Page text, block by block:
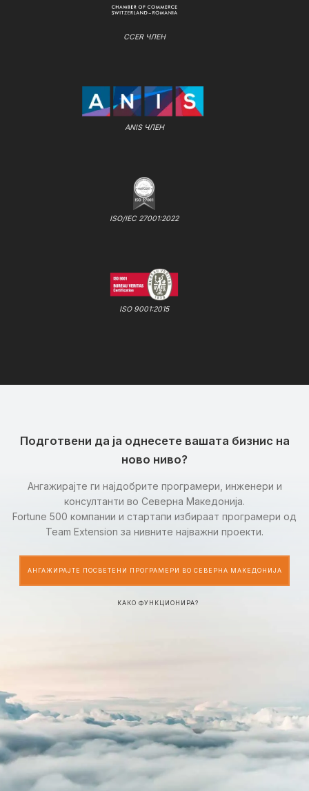
CCER ЧЛЕН
ANIS ЧЛЕН
ISO/IEC 27001:2022
ISO 9001:2015
Подготвени да ја однесете вашата бизнис на
ново ниво?
Ангажирајте ги најдобрите програмери, инженери и
консултанти во Северна Македонија.
Fortune 500 компании и стартапи избираат програмери од
Team Extension за нивните најважни проекти.
АНГАЖИРАЈТЕ ПОСВЕТЕНИ ПРОГРАМЕРИ ВО СЕВЕРНА МАКЕДОНИЈА
КАКО ФУНКЦИОНИРА?